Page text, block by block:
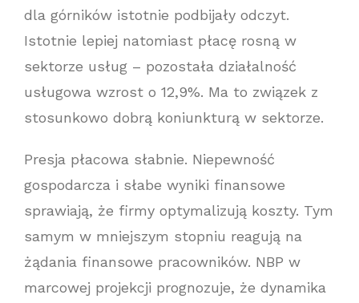
dla górników istotnie podbijały odczyt.
Istotnie lepiej natomiast płacę rosną w
sektorze usług – pozostała działalność
usługowa wzrost o 12,9%. Ma to związek z
stosunkowo dobrą koniunkturą w sektorze.
Presja płacowa słabnie. Niepewność
gospodarcza i słabe wyniki finansowe
sprawiają, że firmy optymalizują koszty. Tym
samym w mniejszym stopniu reagują na
żądania finansowe pracowników. NBP w
marcowej projekcji prognozuje, że dynamika